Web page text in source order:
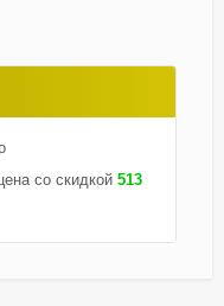
со скидкой 513